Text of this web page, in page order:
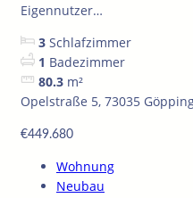
Eigennutzer…
3 Schlafzimmer
1 Badezimmer
80.3 m²
Opelstraße 5, 73035
€449.680
Wohnung
Neubau